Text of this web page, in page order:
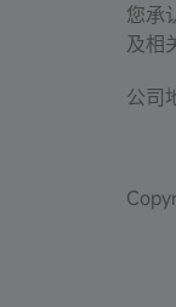
您承
及相
公司